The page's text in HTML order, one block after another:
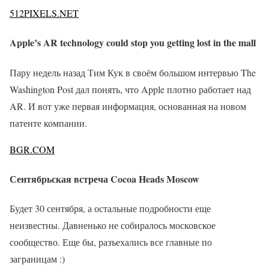
512PIXELS.NET
Apple’s AR technology could stop you getting lost in the mall
Пару недель назад Тим Кук в своём большом интервью The
Washington Post дал понять, что Apple плотно работает над
AR. И вот уже первая информация, основанная на новом
патенте компании.
BGR.COM
Сентябрьская встреча Cocoa Heads Moscow
Будет 30 сентября, а остальные подробности еще
неизвестны. Давненько не собиралось московское
сообщество. Еще бы, разъехались все главные по
заграницам :)